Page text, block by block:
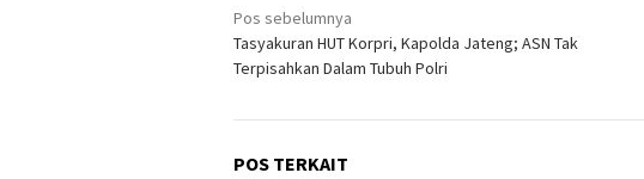
Navigasi
pos
Pos sebelumnya
Tasyakuran HUT Korpri, Kapolda Jateng; ASN Tak
Terpisahkan Dalam Tubuh Polri
POS TERKAIT